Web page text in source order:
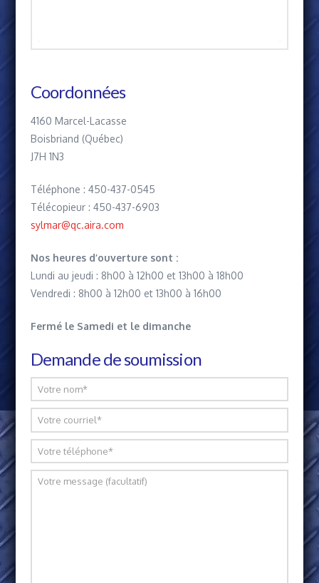
Coordonnées
4160 Marcel-Lacasse
Boisbriand (Québec)
J7H 1N3
Téléphone : 450-437-0545
Télécopieur : 450-437-6903
sylmar@qc.aira.com
Nos heures d’ouverture sont :
Lundi au jeudi : 8h00 à 12h00 et 13h00 à 18h00
Vendredi : 8h00 à 12h00 et 13h00 à 16h00
Fermé le Samedi et le dimanche
Demande de soumission